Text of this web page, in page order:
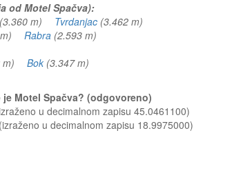
od Motel Spačva):
(3.360 m) Tvrdanjac (3.462 m)
m) Rabra (2.593 m)
m) Bok (3.347 m)
Motel Spačva? (odgovoreno)
u decimalnom zapisu 45.0461100)
u decimalnom zapisu 18.9975000)